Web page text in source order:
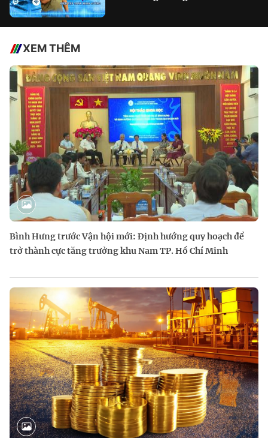
XEM THÊM
Bình Hưng trước Vận hội mới: Định hướng quy hoạch để
trở thành cực tăng trưởng khu Nam TP. Hồ Chí Minh